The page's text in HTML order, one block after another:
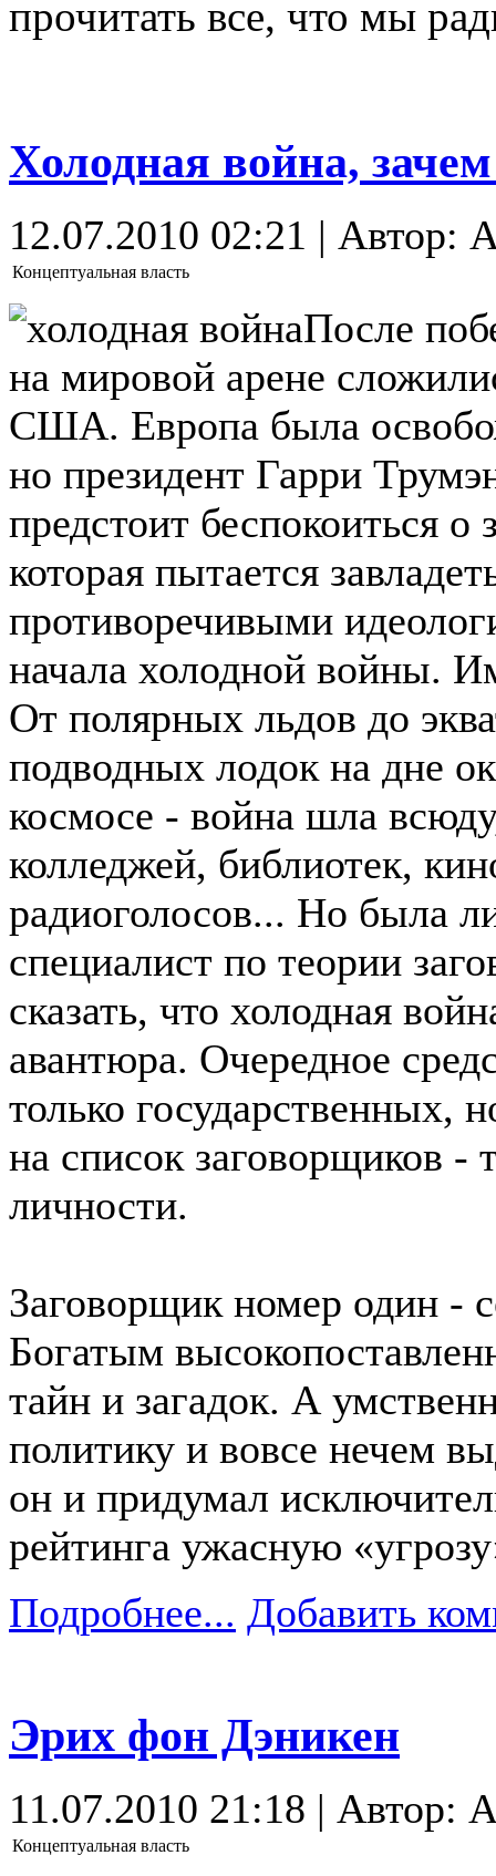
прочитать все, что мы
Холодная война,
12.07.2010 02:21 | Автор:
Концептуальная власть
После
на мировой арене
США. Европа была
но президент Гарри
предстоит беспокоиться о
которая пытается
противоречивыми
начала холодной войны.
От полярных льдов до
подводных лодок на дне
космосе - война шла
колледжей, библиотек,
радиоголосов... Но была
специалист по теории
сказать, что холодная
авантюра. Очередное
только государственных,
на список заговорщиков -
личности.
Заговорщик номер один -
Богатым
тайн и загадок. А
политику и вовсе нечем
он и придумал
рейтинга ужасную
Подробнее... Добавить
Эрих фон Дэникен
11.07.2010 21:18 | Автор:
Концептуальная власть